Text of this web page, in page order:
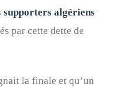
supporters algériens
par cette dette de
la finale et qu’un